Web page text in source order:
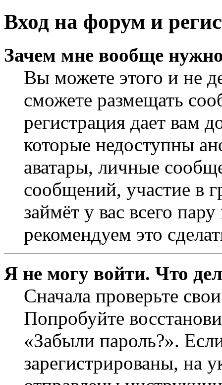
Вход на форум и
Зачем мне вообще
Вы можете этого и не
сможете размещать
регистрация дает вам
которые недоступны
аватары, личные
сообщений, участие в
займёт у вас всего
рекомендуем это
Я не могу войти. Что
Сначала проверьте
Попробуйте
«Забыли пароль?».
зарегистрированы, на